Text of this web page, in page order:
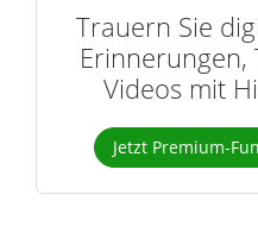
Trauern Sie
Erinnerungen,
Videos mit
Jetzt Premium-